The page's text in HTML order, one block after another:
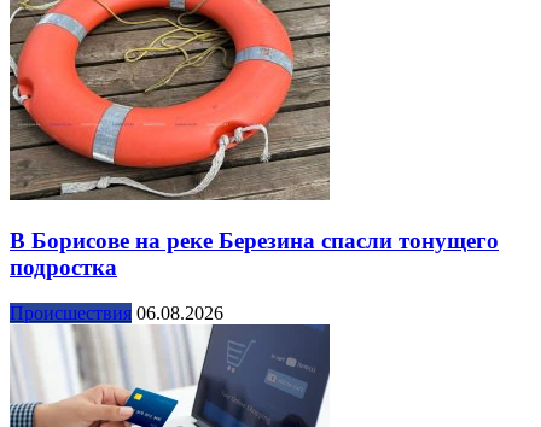
В Борисове на реке Березина спасли тонущего
подростка
Происшествия 06.08.2026